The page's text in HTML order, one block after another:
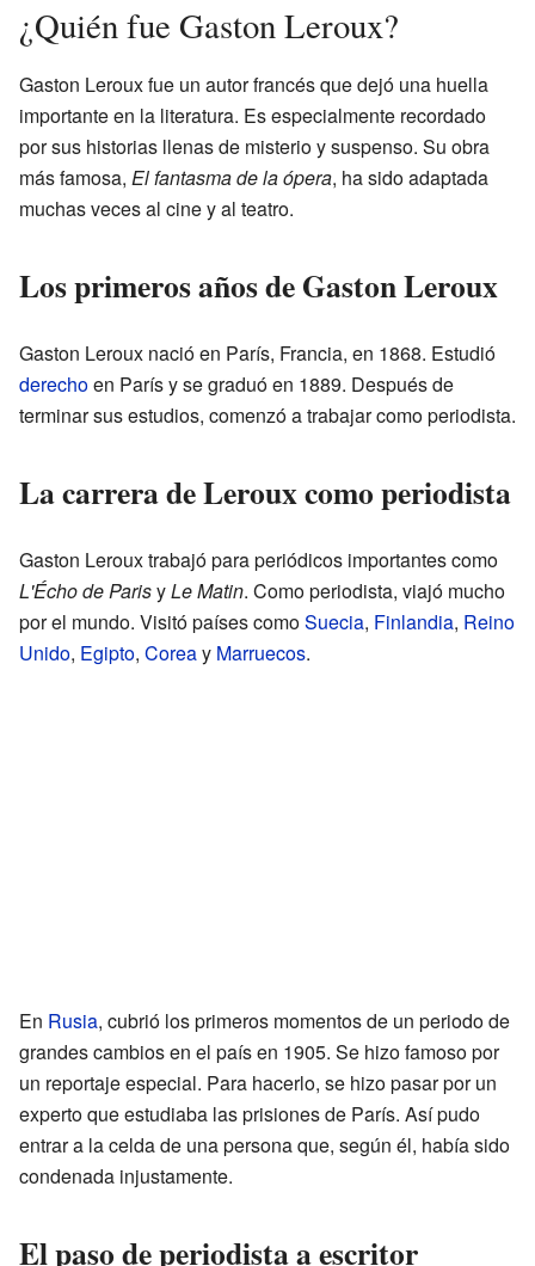
¿Quién fue Gaston Leroux?
Gaston Leroux fue un autor francés que dejó una huella
importante en la literatura. Es especialmente recordado
por sus historias llenas de misterio y suspenso. Su obra
más famosa, El fantasma de la ópera, ha sido adaptada
muchas veces al cine y al teatro.
Los primeros años de Gaston Leroux
Gaston Leroux nació en París, Francia, en 1868. Estudió
derechoen París y se graduó en 1889. Después de
terminar sus estudios, comenzó a trabajar como periodista.
La carrera de Leroux como periodista
Gaston Leroux trabajó para periódicos importantes como
L'Écho de ParisyLe Matin. Como periodista, viajó mucho
por el mundo. Visitó países comoSuecia, Finlandia, Reino
Unido, Egipto, Coreay Marruecos.
En Rusia, cubrió los primeros momentos de un periodo de
grandes cambios en el país en 1905. Se hizo famoso por
un reportaje especial. Para hacerlo, se hizo pasar por un
experto que estudiaba las prisiones de París. Así pudo
entrar a la celda de una persona que, según él, había sido
condenada injustamente.
El paso de periodista a escritor